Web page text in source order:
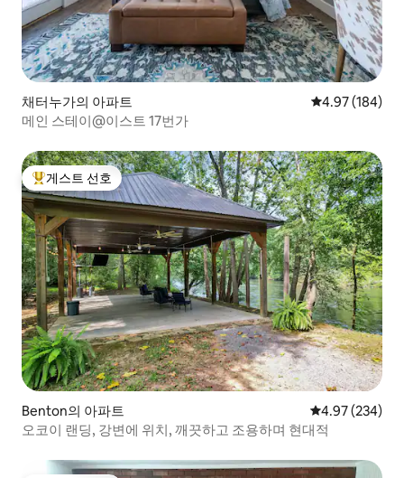
채터누가의 아파트 평점 4.97점(5
4.97 (184)
메인 스테이@이스트 17번가
상위 게스트 선호
게스트 선호
Benton의 아파트 평점 4.97점(5
4.97 (234)
오코이 랜딩, 강변에 위치, 깨끗하고 조용하며 현대적